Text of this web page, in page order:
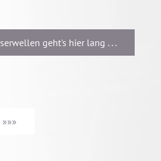
geht's hier lang . . .